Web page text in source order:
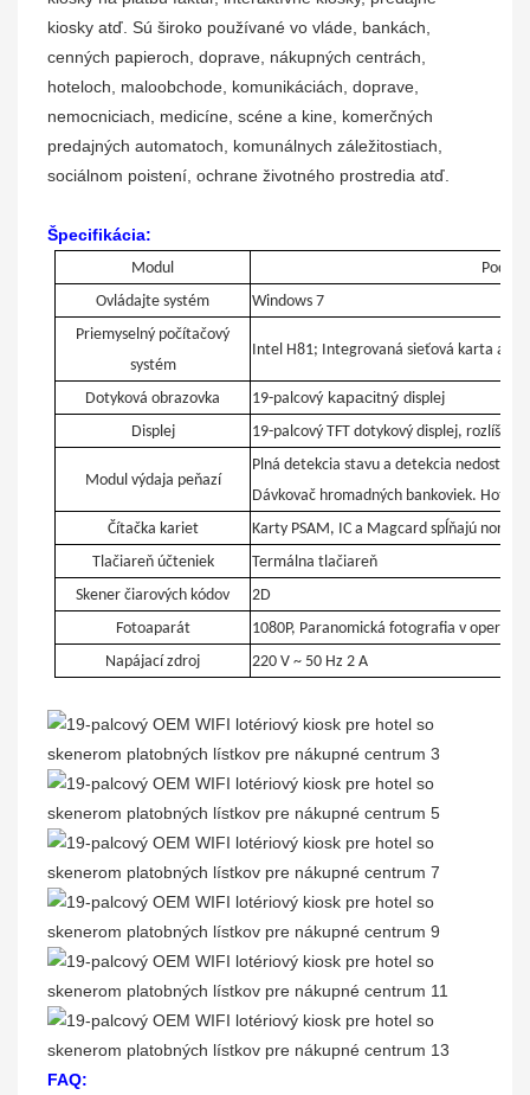
kiosky atď. Sú široko používané vo vláde, bankách,
cenných papieroch, doprave, nákupných centrách,
hoteloch, maloobchode, komunikáciách, doprave,
nemocniciach, medicíne, scéne a kine, komerčných
predajných automatoch, komunálnych záležitostiach,
sociálnom poistení, ochrane životného prostredia atď.
Špecifikácia:
Modul
Ovládajte systém
Windows 7
Priemyselný počítačový
systém
Intel H81; Integrovaná sieťová karta a
Dotyková obrazovka 19-palcový kapacitný displej
Displej
19-palcový TFT dotykový displej,
Modul výdaja peňazí
Plná detekcia stavu a detekcia
Dávkovač hromadných bankoviek.
Čítačka kariet
Karty PSAM, IC a Magcard spĺňajú normy
Tlačiareň účteniek
Termálna tlačiareň
Skener čiarových kódov
2D
Fotoaparát
1080P, Paranomická fotografia v
Napájací zdroj
220 V ~ 50 Hz 2 A
FAQ: